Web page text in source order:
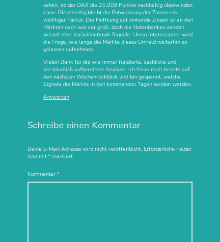
sehen, ob der DAX die 25.000 Punkte nachhaltig überwinden
kann. Gleichzeitig bleibt die Entwicklung der Zinsen ein
wichtiger Faktor. Die Hoffnung auf sinkende Zinsen ist an den
Märkten nach wie vor groß, doch die Notenbanken senden
aktuell eher zurückhaltende Signale. Umso interessanter wird
die Frage, wie lange die Märkte dieses Umfeld weiterhin so
gelassen aufnehmen.
Vielen Dank für die wie immer fundierte, sachliche und
verständlich aufbereitete Analyse. Ich freue mich bereits auf
den nächsten Wochenrückblick und bin gespannt, welche
Signale die Märkte in den kommenden Tagen senden werden.
Antworten
Schreibe einen Kommentar
Deine E-Mail-Adresse wird nicht veröffentlicht. Erforderliche Felder
sind mit * markiert
Kommentar *